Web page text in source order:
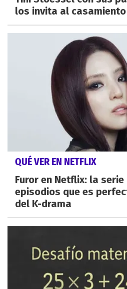
los invita al casamiento
QUÉ VER EN NETFLIX
Furor en Netflix: la
episodios que es
del K-drama